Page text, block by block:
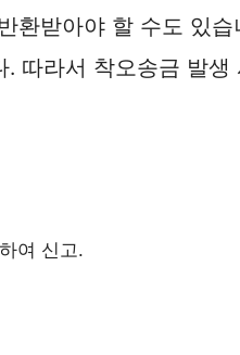
받아야 할 수도 있
따라서 착오송금 발
여 신고.